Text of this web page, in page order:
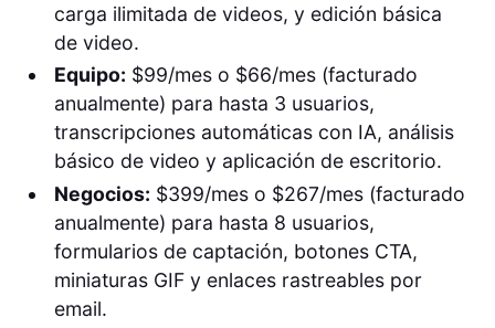
carga ilimitada de videos, y edición básica
de video.
Equipo: $99/mes o $66/mes (facturado
anualmente) para hasta 3 usuarios,
transcripciones automáticas con IA, análisis
básico de video y aplicación de escritorio.
Negocios: $399/mes o $267/mes (facturado
anualmente) para hasta 8 usuarios,
formularios de captación, botones CTA,
miniaturas GIF y enlaces rastreables por
email.